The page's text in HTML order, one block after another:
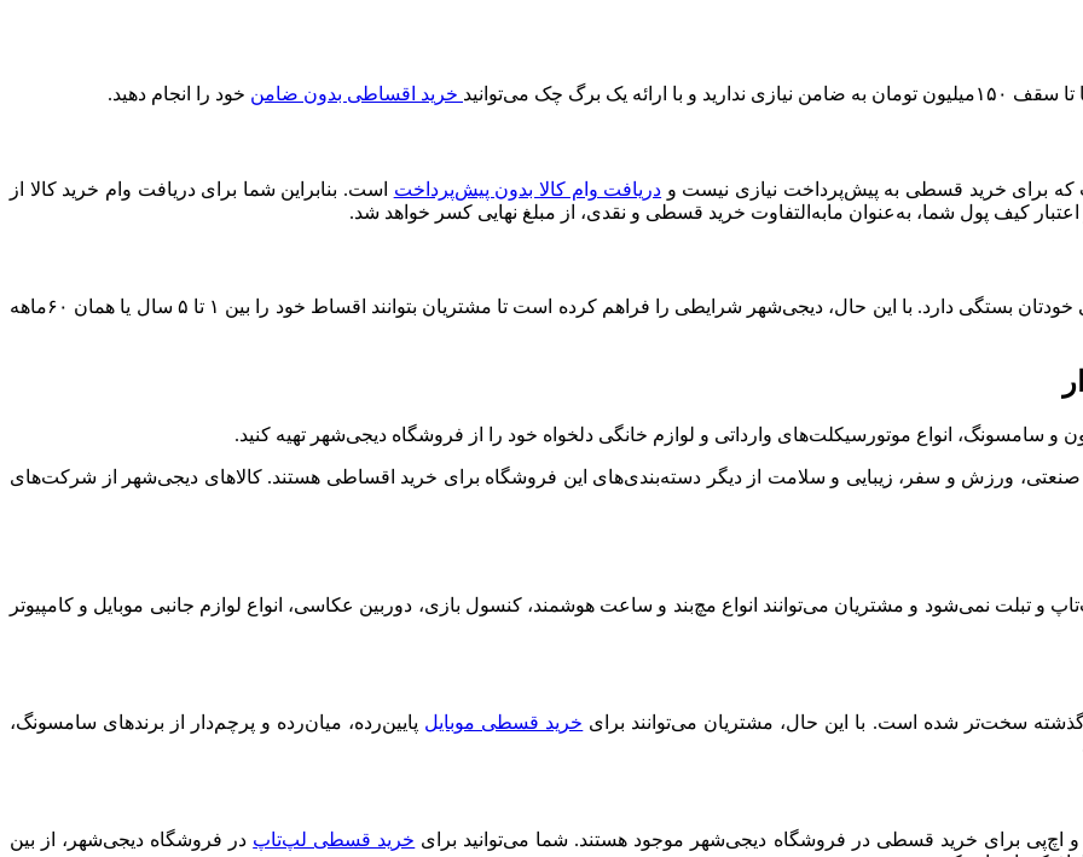
چک می‌توانید خرید اقساطی بدون ضامن خود را انجام دهید.
که برای خرید قسطی به پیش‌پرداخت نیازی نیست و دریافت وام کالا بدون پیش‌پرداخت
است. بنابراین شما برای دریافت وام خرید کالا از
کیف پول شما، به‌عنوان مابه‌التفاوت خرید قسطی و نقدی، از مبلغ نهایی کسر خواهد شد.
مدت زمان بازپرداخت وام خرید کالا از دیجی‌شهر به برنامه‌ریزی مالی خودتان بستگی دارد. با این حال، دیجی‌شهر شرایطی را فراهم کرده است تا مشتریان بتوانند اقساط خود را بین ۱ تا ۵ سال یا همان ۶۰ماهه
و سامسونگ، انواع موتورسیکلت‌‌های وارداتی و لوازم خانگی دلخواه خود را از فروشگاه دیجی‌شهر تهیه کنید.
صنعتی، ورزش و سفر، زیبایی و سلامت از دیگر دسته‌بندی‌های این فروشگاه برای خرید اقساطی هستند. کالاهای دیجی‌شهر از شرکت‌های
و تبلت‌ نمی‌شود و مشتریان می‌توانند انواع مچ‌بند و ساعت هوشمند، کنسول بازی، دوربین عکاسی، انواع لوازم جانبی موبایل و کامپیوتر
سخت‌تر شده است. با این حال، مشتریان می‌توانند برای خرید قسطی موبایل پایین‌رده، میان‌رده و پرچم‌دار از برندهای سامسونگ،
و اچ‌پی برای خرید قسطی در فروشگاه دیجی‌شهر موجود هستند. شما می‌توانید برای خرید قسطی لپ‌تاپ در فروشگاه دیجی‌شهر، از بین